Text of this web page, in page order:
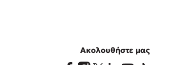
Ακολουθήστε μας